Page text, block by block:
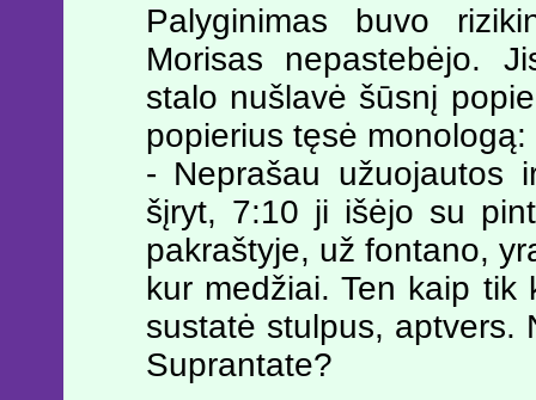
Palyginimas buvo
Morisas nepastebėjo.
stalo nušlavė šūsnį
popierius tęsė monologą:
- Neprašau užuojautos
šįryt, 7:10 ji išėjo su
pakraštyje, už fontano,
kur medžiai. Ten kaip tik
sustatė stulpus, aptvers.
Suprantate?